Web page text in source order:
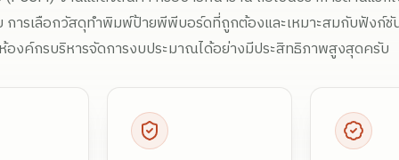
การเลือกวัสดุทำพิมพ์ป้ายพีพีบอร์ดที่ถูกต้องและเหมาะสมกับฟังก์ชั
องค์กรบริหารจัดการงบประมาณได้อย่างมีประสิทธิภาพสูงสุดครับ